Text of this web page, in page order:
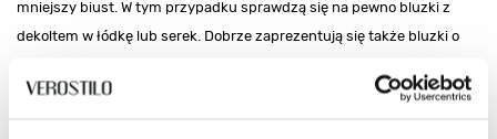
mniejszy biust. W tym przypadku sprawdzą się na pewno bluzki z
dekoltem w łódkę lub serek. Dobrze zaprezentują się także bluzki o
ramionach. Oprócz tego w przypadku
typów figury gruszkawarto